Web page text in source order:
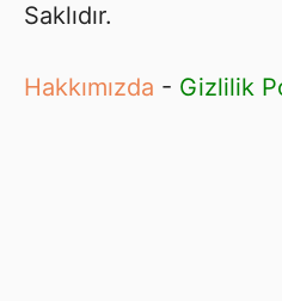
Saklıdır.
Hakkımızda - Gizlilik